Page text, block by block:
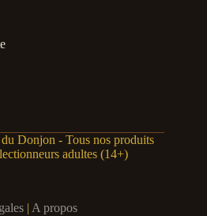
Donjon - Tous nos produits
adultes (14+)
| A propos